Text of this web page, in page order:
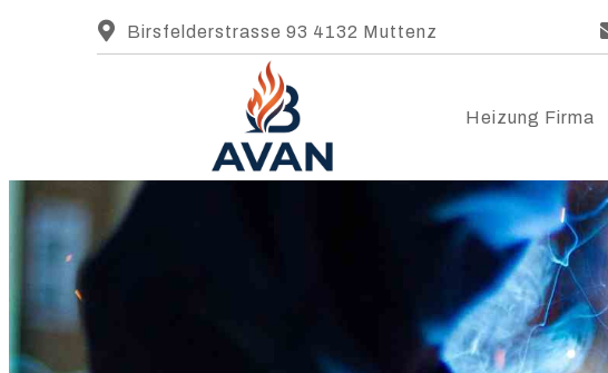
Birsfelderstrasse 93 4132 Muttenz
Heizung Firma